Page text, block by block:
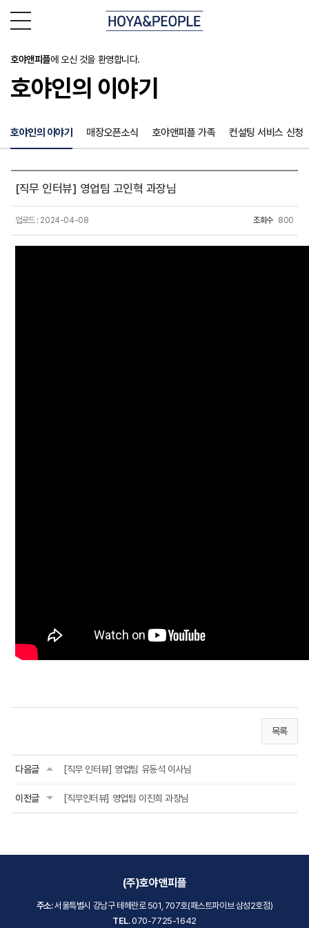
호야앤피플에 오신 것을 환영합니다.
호야인의 이야기
호야인의 이야기 매장오픈소식 호야앤피플 가족 컨설팅 서비스 신청
[직무 인터뷰] 영업팀 고인혁 과장님
업로드 : 2024-04-08 조회수 800
목록
다음글 [직무 인터뷰] 영업팀 유동석 이사님
이전글 [직무인터뷰] 영업팀 이진희 과장님
(주)호야앤피플
주소: 서울특별시 강남구 테헤란로 501, 707호(패스트파이브 삼성2호점)
TEL. 070-7725-1642